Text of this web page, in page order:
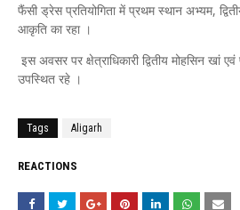
फैंसी ड्रेस प्रतियोगिता में प्रथम स्थान अभ्यम,
आकृति का रहा ।
इस अवसर पर क्षेत्राधिकारी द्वितीय मोहसिन खां
उपस्थित रहे ।
Tags Aligarh
REACTIONS